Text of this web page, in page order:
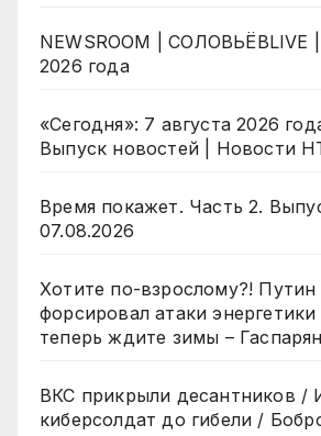
NEWSROOM | СОЛОВЬЁВLIVE |
2026 года
«Сегодня»: 7 августа 2026
Выпуск новостей | Новости
Время покажет. Часть 2.
07.08.2026
Хотите по-взрослому?! Путин
форсировал атаки
теперь ждите зимы – Гаспарян
ВКС прикрыли десантников /
киберсолдат до гибели /